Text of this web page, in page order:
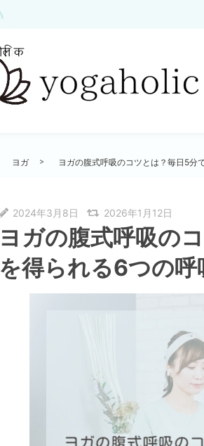
ヨガ ヨガの腹式呼吸のコツとは？毎日5分
2024年3月8日 2026年1月12日
ヨガの腹式呼吸の
を得られる6つの呼